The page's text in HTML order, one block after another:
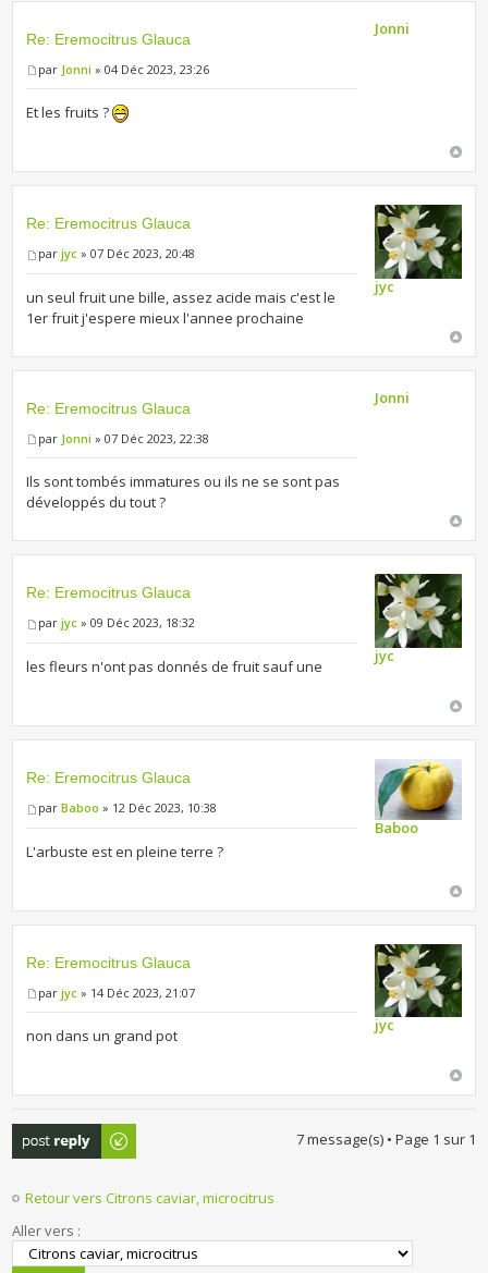
Re: Eremocitrus Glauca
par Jonni » 04 Déc 2023, 23:26
Et les fruits ?
Jonni
Re: Eremocitrus Glauca
parjyc » 07 Déc 2023, 20:48
un seul fruit une bille, assez acide mais c'est le
1er fruit j'espere mieux l'annee prochaine
jyc
Re: Eremocitrus Glauca
par Jonni » 07 Déc 2023, 22:38
Ils sont tombés immatures ou ils ne se sont pas
développés du tout ?
Jonni
Re: Eremocitrus Glauca
parjyc » 09 Déc 2023, 18:32
les fleurs n'ont pas donnés de fruit sauf une
jyc
Re: Eremocitrus Glauca
parBaboo » 12 Déc 2023, 10:38
L'arbuste est en pleine terre ?
Baboo
Re: Eremocitrus Glauca
parjyc » 14 Déc 2023, 21:07
non dans un grand pot
jyc
Publier une
réponse
7 message(s) • Page 1 sur 1
Retour vers Citrons caviar, microcitrus
Aller vers :